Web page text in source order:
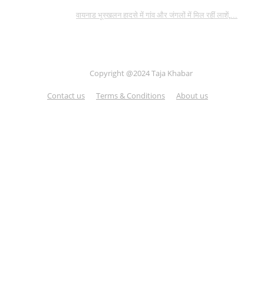
वायनाड भूस्खलन हादसे में गांव और जंगलों में मिल रहीं लाशें,...
Copyright @2024 Taja Khabar
Contact us Terms & Conditions About us